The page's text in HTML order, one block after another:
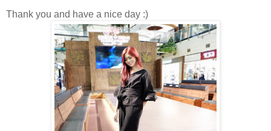
Thank you and have a nice day :)